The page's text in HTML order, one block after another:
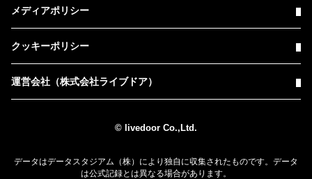
メディアポリシー
クッキーポリシー
運営会社（株式会社ライブドア）
© livedoor Co.,Ltd.
データはデータスタジアム（株）により独自に収集されたものです。データ
は公式記録とは異なる場合があります。